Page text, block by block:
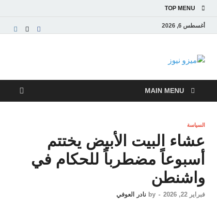
TOP MENU
أغسطس 6, 2026
ميزو نيوز
والاقتصادية
MAIN MENU
السياسة
عشاء البيت الأبيض يختتم
أسبوعاً مضطرباً للحكام في
واشنطن
فبراير 22, 2026 -
by نادر العوفي